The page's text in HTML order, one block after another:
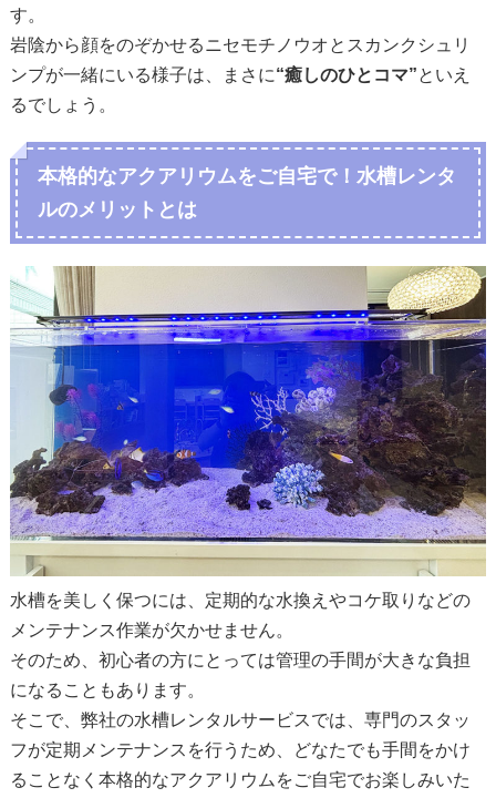
す。
岩陰から顔をのぞかせるニセモチノウオとスカンクシュリ
ンプが一緒にいる様子は、まさに“癒しのひとコマ”といえ
るでしょう。
本格的なアクアリウムをご自宅で！水槽レンタ
ルのメリットとは
水槽を美しく保つには、定期的な水換えやコケ取りなどの
メンテナンス作業が欠かせません。
そのため、初心者の方にとっては管理の手間が大きな負担
になることもあります。
そこで、弊社の水槽レンタルサービスでは、専門のスタッ
フが定期メンテナンスを行うため、どなたでも手間をかけ
ることなく本格的なアクアリウムをご自宅でお楽しみいた